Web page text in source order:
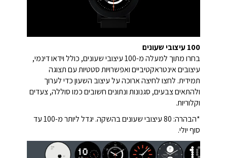
100 עיצובי שעונים
בחרו מתוך למעלה מ-100 עיצובי שעונים, כולל וידאו דינמי,
עיצובים אינטראקטיביים ואפשרויות סטטיות עם תצוגה
תמידית. לחצו לחיצה ארוכה על עיצוב השעון כדי לערוך
ולהתאים צבעים, סגנונות ונתונים חשובים כמו סוללה, צעדים
וקלוריות.
*הבהרה: 80 עיצובי שעונים בהשקה. יגדל ליותר מ-100 עד
סוף יולי.